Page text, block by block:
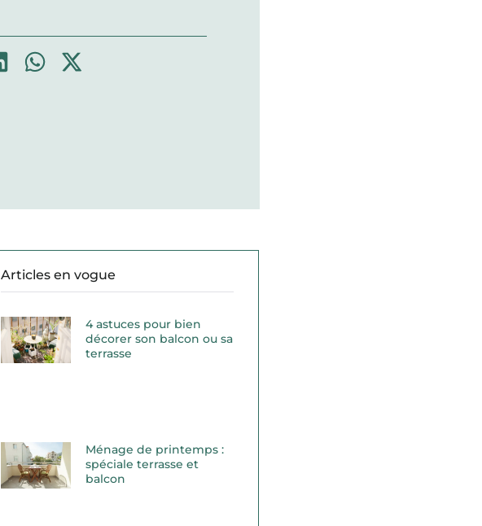
Articles en vogue
4 astuces pour bien
décorer son balcon ou sa
terrasse
Ménage de printemps :
spéciale terrasse et
balcon